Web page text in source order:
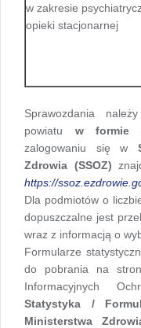
w zakresie
opieki stacjonarnej
Sprawozdania
powiatu w formie
zalogowaniu się w
Zdrowia (SSOZ)
https://
Dla podmiotów o
dopuszczalne jest
wraz z informacją o
Formularze
do pobrania na
Informacyjnych
Statystyka /
Ministerstwa